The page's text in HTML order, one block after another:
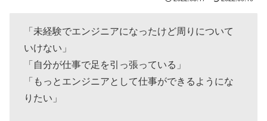
「未経験でエンジニアになったけど周りについて
いけない」
「自分が仕事で足を引っ張っている」
「もっとエンジニアとして仕事ができるようにな
りたい」